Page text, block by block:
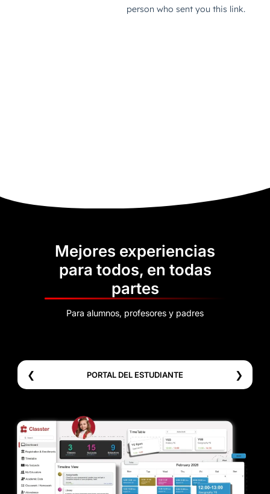
Mejores experiencias
para todos, en todas
partes
Para alumnos, profesores y padres
❮ PORTAL DEL ESTUDIANTE ❯